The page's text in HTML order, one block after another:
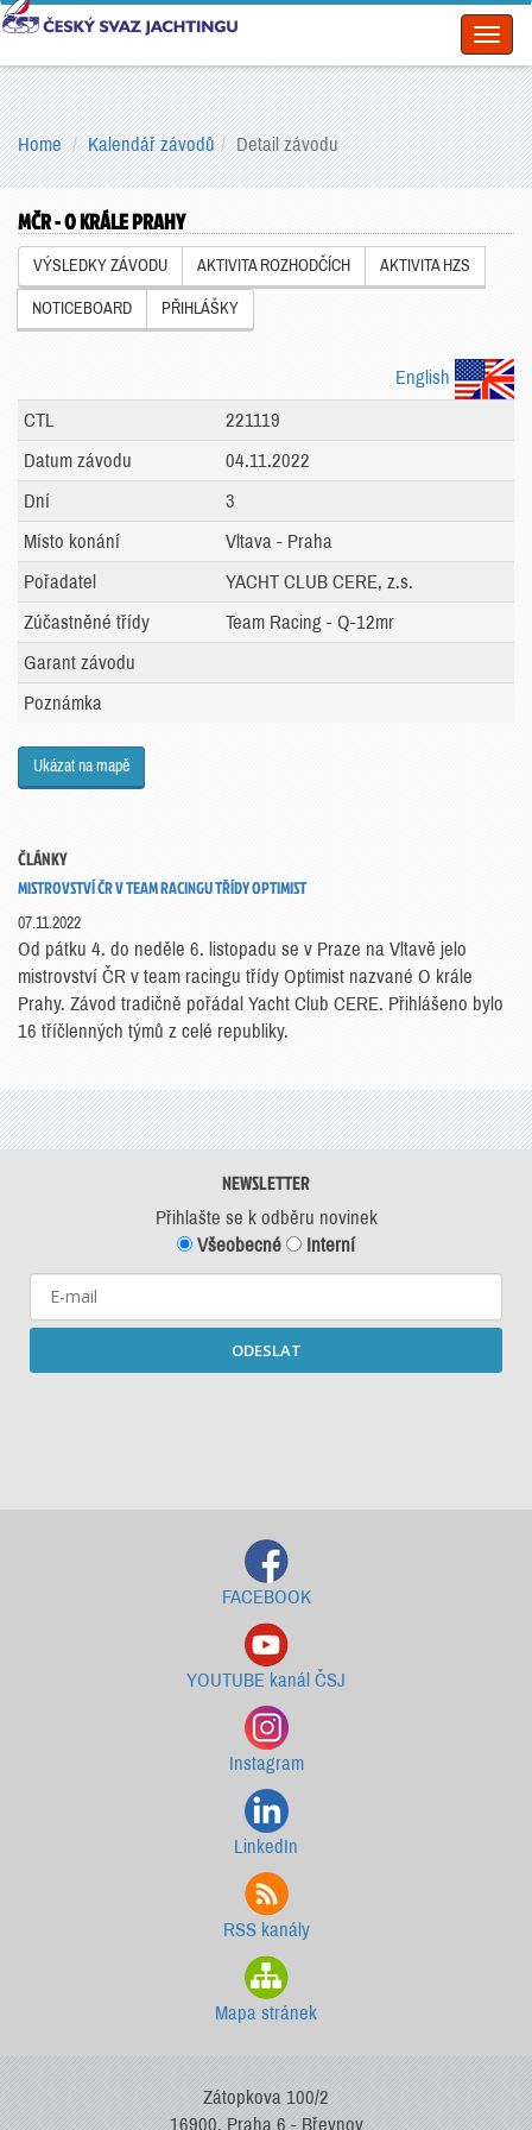
Home Kalendář závodů Detail závodu
MČR - O KRÁLE PRAHY
VÝSLEDKY ZÁVODU AKTIVITA ROZHODČÍCH AKTIVITA HZS
NOTICEBOARD PŘIHLÁŠKY
English
CTL
221119
Datum závodu
04.11.2022
Dní
3
Místo konání
Vltava - Praha
Pořadatel
YACHT CLUB CERE, z.s.
Zúčastněné třídy
Team Racing - Q-12mr
Garant závodu
Poznámka
Ukázat na mapě
ČLÁNKY
MISTROVSTVÍ ČR V TEAM RACINGU TŘÍDY OPTIMIST
07.11.2022
Od pátku 4. do neděle 6. listopadu se v Praze na Vltavě jelo
mistrovství ČR v team racingu třídy Optimist nazvané O krále
Prahy. Závod tradičně pořádal Yacht Club CERE. Přihlášeno bylo
16 tříčlenných týmů z celé republiky.
NEWSLETTER
Přihlašte se k odběru novinek
Všeobecné
Interní
ODESLAT
FACEBOOK
YOUTUBE kanál ČSJ
Instagram
LinkedIn
RSS kanály
Mapa stránek
Zátopkova 100/2
16900, Praha 6 - Břevnov